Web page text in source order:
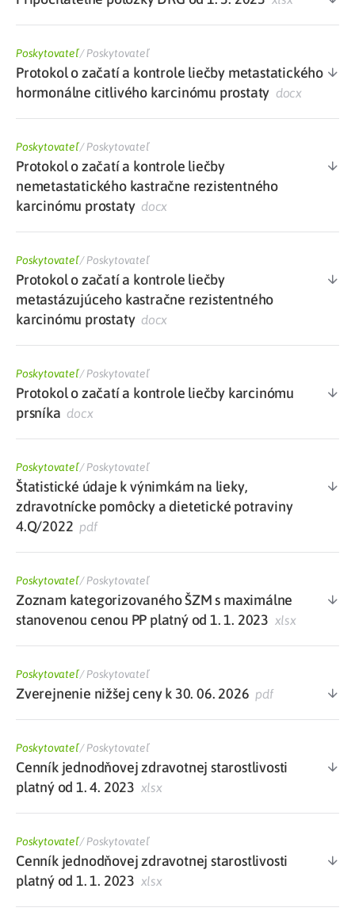
Poskytovateľ/Poskytovateľ
Protokol o začatí a kontrole liečby metastatického
hormonálne citlivého karcinómu prostaty docx
Poskytovateľ/Poskytovateľ
Protokol o začatí a kontrole liečby
nemetastatického kastračne rezistentného
karcinómu prostatydocx
Poskytovateľ/Poskytovateľ
Protokol o začatí a kontrole liečby
metastázujúceho kastračne rezistentného
karcinómu prostatydocx
Poskytovateľ/Poskytovateľ
Protokol o začatí a kontrole liečby karcinómu
prsníka docx
Poskytovateľ/Poskytovateľ
Štatistické údaje k výnimkám na lieky,
zdravotnícke pomôcky a dietetické potraviny
4.Q/2022 pdf
Poskytovateľ/Poskytovateľ
Zoznam kategorizovaného ŠZM s maximálne
stanovenou cenou PP platný od 1. 1. 2023 xlsx
Poskytovateľ/Poskytovateľ
Zverejnenie nižšej ceny k 30. 06. 2026 pdf
Poskytovateľ/Poskytovateľ
Cenník jednodňovej zdravotnej starostlivosti
platný od 1. 4. 2023 xlsx
Poskytovateľ/Poskytovateľ
Cenník jednodňovej zdravotnej starostlivosti
platný od 1. 1. 2023 xlsx